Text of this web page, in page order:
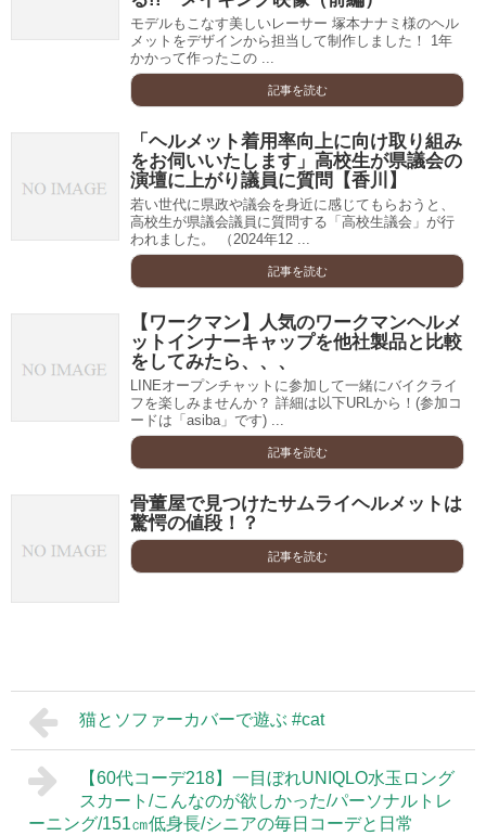
モデルもこなす美しいレーサー 塚本ナナミ様のヘル
メットをデザインから担当して制作しました！ 1年
かかって作ったこの ...
記事を読む
「ヘルメット着用率向上に向け取り組み
をお伺いいたします」高校生が県議会の
演壇に上がり議員に質問【香川】
若い世代に県政や議会を身近に感じてもらおうと、
高校生が県議会議員に質問する「高校生議会」が行
われました。 （2024年12 ...
記事を読む
【ワークマン】人気のワークマンヘルメ
ットインナーキャップを他社製品と比較
をしてみたら、、、
LINEオープンチャットに参加して一緒にバイクライ
フを楽しみませんか？ 詳細は以下URLから！(参加コ
ードは「asiba」です) ...
記事を読む
骨董屋で見つけたサムライヘルメットは
驚愕の値段！？
記事を読む
猫とソファーカバーで遊ぶ #cat
【60代コーデ218】一目ぼれUNIQLO水玉ロング
スカート/こんなのが欲しかった/パーソナルトレ
ーニング/151㎝低身長/シニアの毎日コーデと日常